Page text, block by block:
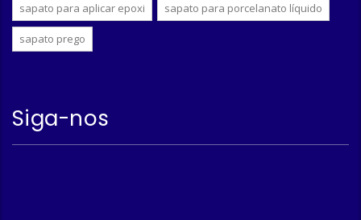
sapato para aplicar epoxi sapato para porcelanato líquido
sapato prego
Siga-nos